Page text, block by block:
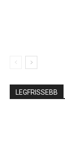
LEGFRISSEBB